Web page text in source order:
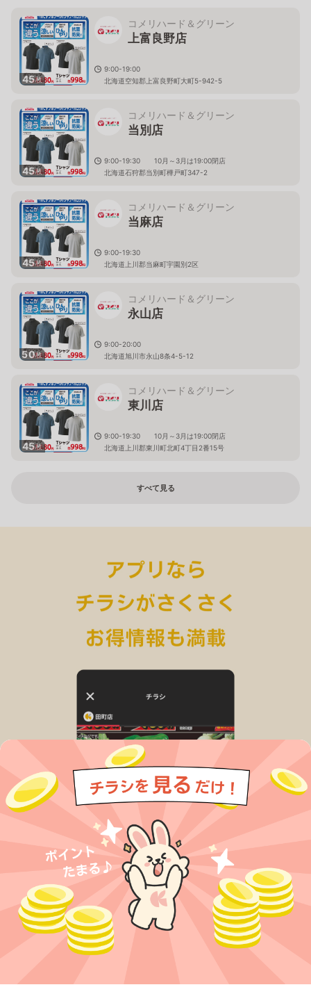
45枚
コメリハード＆グリーン
上富良野店
9:00-19:00
北海道空知郡上富良野町大町5-942-5
45枚
コメリハード＆グリーン
当別店
9:00-19:30 10月～3月は19:00閉店
北海道石狩郡当別町樺戸町347-2
45枚
コメリハード＆グリーン
当麻店
9:00-19:30
北海道上川郡当麻町宇園別2区
50枚
コメリハード＆グリーン
永山店
9:00-20:00
北海道旭川市永山8条4-5-12
45枚
コメリハード＆グリーン
東川店
9:00-19:30 10月～3月は19:00閉店
北海道上川郡東川町北町4丁目2番15号
すべて見る